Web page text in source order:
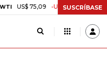
75,09 -US$ 0,24 -0,32%
SUSCRÍBASE